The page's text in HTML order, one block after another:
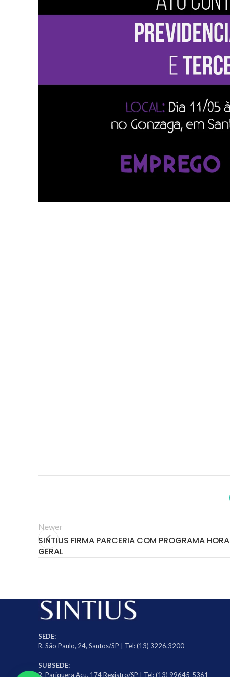
Newer
SINTIUS FIRMA PARCERIA COM PROGRAMA HORA
GERAL
SEDE:
R. São Paulo, 24, Santos/SP | Tel: (13) 3226.3200
SUBSEDE:
R. Pariquera Açu, 174 Registro/SP | Tel: (13) 99645-5361